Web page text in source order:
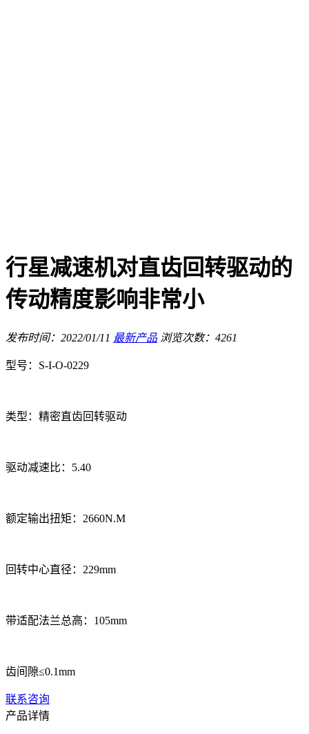
行星减速机对直齿回转驱动的
传动精度影响非常小
发布时间：2022/01/11 最新产品 浏览次数：4261
型号：S-I-O-0229
类型：精密直齿回转驱动
驱动减速比：5.40
额定输出扭矩：2660N.M
回转中心直径：229mm
带适配法兰总高：105mm
齿间隙≤0.1mm
联系咨询
产品详情